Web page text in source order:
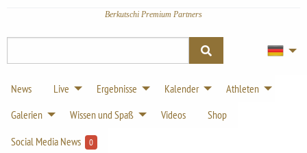
Berkutschi Premium Partners
News Live Ergebnisse Kalender
Athleten
Galerien
Wissen und Spaß Videos
Shop
Social Media News
0